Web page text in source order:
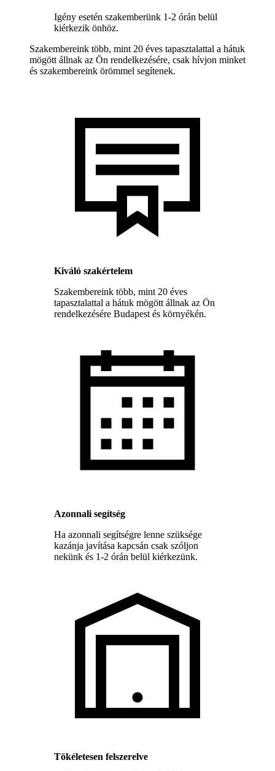
Igény esetén szakemberünk 1-2 órán belül
kiérkezik önhöz.
Szakembereink több, mint 20 éves tapasztalattal a hátuk
mögött állnak az Ön rendelkezésére, csak hívjon minket
és szakembereink örömmel segítenek.
Kiváló szakértelem
Szakembereink több, mint 20 éves
tapasztalattal a hátuk mögött állnak az Ön
rendelkezésére Budapest és környékén.
Azonnali segítség
Ha azonnali segítségre lenne szüksége
kazánja javítása kapcsán csak szóljon
nekünk és 1-2 órán belül kiérkezünk.
Tökéletesen felszerelve